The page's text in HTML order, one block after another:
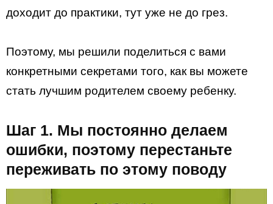
доходит до практики, тут уже не до грез.
Поэтому, мы решили поделиться с вами
конкретными секретами того, как вы можете
стать лучшим родителем своему ребенку.
Шаг 1. Мы постоянно делаем
ошибки, поэтому перестаньте
переживать по этому поводу